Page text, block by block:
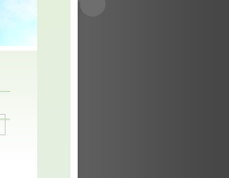
2006 HEIDELBERG PM GTO52-4 DDS